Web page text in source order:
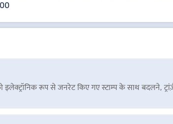
इलेक्ट्रॉनिक रूप से जनरेट किए गए स्टाम्प के साथ बदलने,